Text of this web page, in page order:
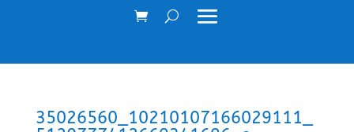
35026560_10210107166029111_